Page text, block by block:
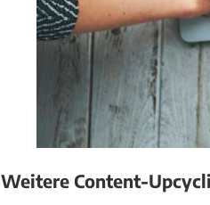
Weitere Content-